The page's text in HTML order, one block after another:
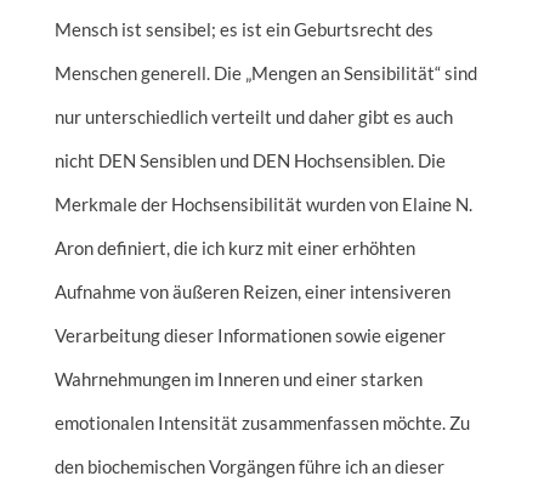
Mensch ist sensibel; es ist ein Geburtsrecht des
Menschen generell. Die „Mengen an Sensibilität“ sind
nur unterschiedlich verteilt und daher gibt es auch
nicht DEN Sensiblen und DEN Hochsensiblen. Die
Merkmale der Hochsensibilität wurden von Elaine N.
Aron definiert, die ich kurz mit einer erhöhten
Aufnahme von äußeren Reizen, einer intensiveren
Verarbeitung dieser Informationen sowie eigener
Wahrnehmungen im Inneren und einer starken
emotionalen Intensität zusammenfassen möchte. Zu
den biochemischen Vorgängen führe ich an dieser